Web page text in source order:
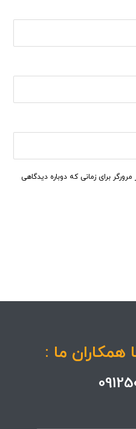
برای زمانی که دوباره دیدگاهی
ما :